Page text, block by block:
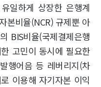
일하게 상장한 은행계
본비율(NCR) 규제뿐 아
BIS비율(국제결제은행
고민이 동시에 필요한
행어음 등 레버리지(차
이용해 자기자본 이익